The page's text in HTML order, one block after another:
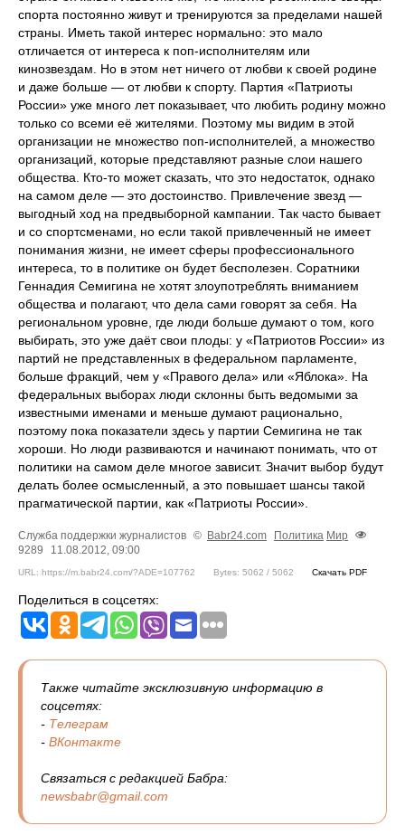
спорта постоянно живут и тренируются за пределами нашей
страны. Иметь такой интерес нормально: это мало
отличается от интереса к поп-исполнителям или
кинозвездам. Но в этом нет ничего от любви к своей родине
и даже больше — от любви к спорту. Партия «Патриоты
России» уже много лет показывает, что любить родину можно
только со всеми её жителями. Поэтому мы видим в этой
организации не множество поп-исполнителей, а множество
организаций, которые представляют разные слои нашего
общества. Кто-то может сказать, что это недостаток, однако
на самом деле — это достоинство. Привлечение звезд —
выгодный ход на предвыборной кампании. Так часто бывает
и со спортсменами, но если такой привлеченный не имеет
понимания жизни, не имеет сферы профессионального
интереса, то в политике он будет бесполезен. Соратники
Геннадия Семигина не хотят злоупотреблять вниманием
общества и полагают, что дела сами говорят за себя. На
региональном уровне, где люди больше думают о том, кого
выбирать, это уже даёт свои плоды: у «Патриотов России» из
партий не представленных в федеральном парламенте,
больше фракций, чем у «Правого дела» или «Яблока». На
федеральных выборах люди склонны быть ведомыми за
известными именами и меньше думают рационально,
поэтому пока показатели здесь у партии Семигина не так
хороши. Но люди развиваются и начинают понимать, что от
политики на самом деле многое зависит. Значит выбор будут
делать более осмысленный, а это повышает шансы такой
прагматической партии, как «Патриоты России».
Служба поддержки журналистов © Babr24.com Политика Мир
9289
11.08.2012, 09:00
URL: https://m.babr24.com/?ADE=107762 Bytes: 5062 / 5062 Скачать PDF
Поделиться в соцсетях:
Также читайте эксклюзивную информацию в
соцсетях:
- Телеграм
- ВКонтакте
Связаться с редакцией Бабра:
newsbabr@gmail.com